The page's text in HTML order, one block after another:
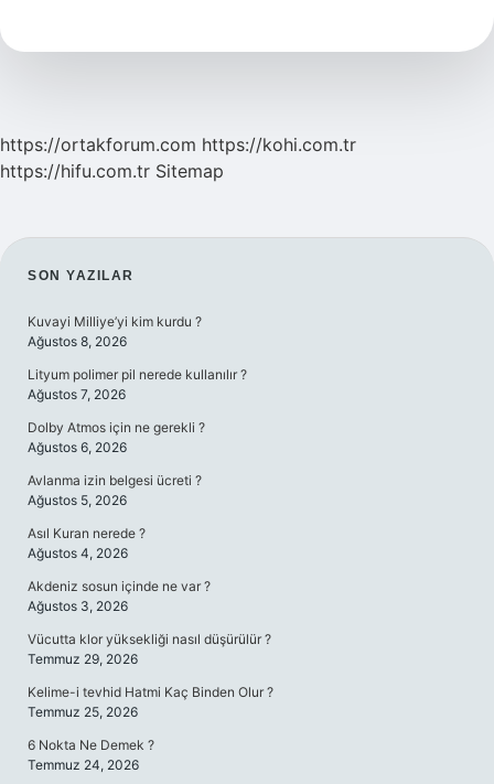
https://ortakforum.com https://kohi.com.tr
https://hifu.com.tr Sitemap
SIDEBAR
SON YAZILAR
Kuvayi Milliye’yi kim kurdu ?
Ağustos 8, 2026
Lityum polimer pil nerede kullanılır ?
Ağustos 7, 2026
Dolby Atmos için ne gerekli ?
Ağustos 6, 2026
Avlanma izin belgesi ücreti ?
Ağustos 5, 2026
Asıl Kuran nerede ?
Ağustos 4, 2026
Akdeniz sosun içinde ne var ?
Ağustos 3, 2026
Vücutta klor yüksekliği nasıl düşürülür ?
Temmuz 29, 2026
Kelime-i tevhid Hatmi Kaç Binden Olur ?
Temmuz 25, 2026
6 Nokta Ne Demek ?
Temmuz 24, 2026